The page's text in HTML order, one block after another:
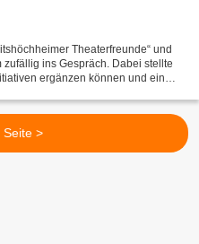
Theaterfreunde“ und
ins Gespräch. Dabei stellte
ergänzen können und ein
Seite >